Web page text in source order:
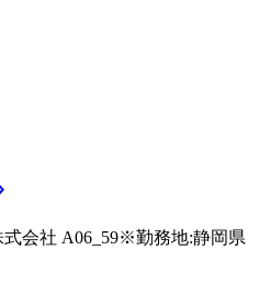
会社 A06_59※勤務地:静岡県